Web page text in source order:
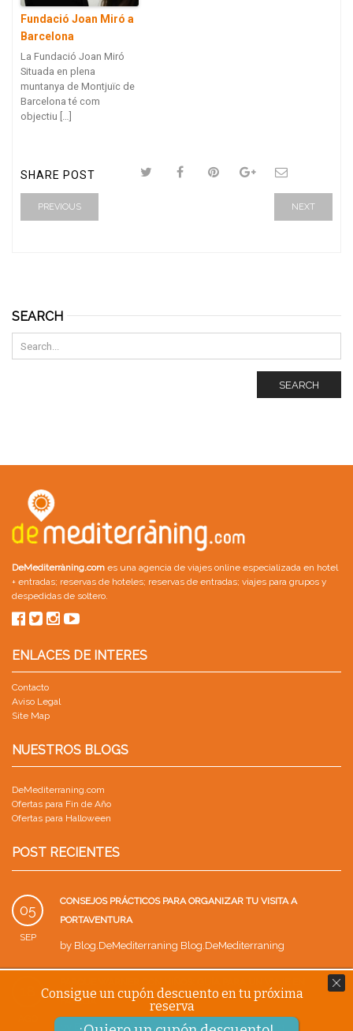
Fundació Joan Miró a
Barcelona
La Fundació Joan Miró
Situada en plena
muntanya de Montjuïc de
Barcelona té com
objectiu […]
SHARE POST
PREVIOUS NEXT
SEARCH
SEARCH
DeMediterràning.com es una agencia de viajes online especializada en hotel
+ entradas; reservas de hoteles; reservas de entradas; viajes para grupos y
despedidas de soltero
ENLACES DE INTERES
Contacto
Aviso Legal
Site Map
NUESTROS BLOGS
DeMediterraning.com
Ofertas para Fin de Año
Ofertas para Halloween
POST RECIENTES
05
SEP
CONSEJOS PRÁCTICOS PARA ORGANIZAR TU VISITA A
PORTAVENTURA
by Blog.DeMediterraning Blog.DeMediterraning
FAMILIA
Blog.DeMediterraning Blog.DeMediterraning
Consigue un cupón descuento en tu próxima
reserva